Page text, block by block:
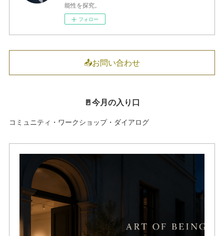
能性を探究。
フォロー
📤お問い合わせ
🚪今月の入り口
コミュニティ・ワークショップ・ダイアログ